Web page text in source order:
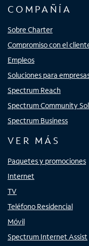
COMPAÑÍA
Sobre Charter
Compromiso con el
Empleos
Soluciones para
Spectrum Reach
Spectrum Community
Spectrum Business
VER MÁS
Paquetes y promociones
Internet
TV
Teléfono Residencial
Móvil
Spectrum Internet Assist